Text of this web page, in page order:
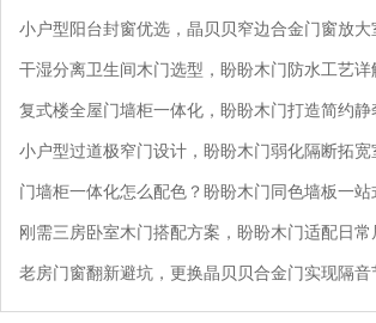
小户型阳台封窗优选，晶贝贝窄边合金门窗放大
干湿分离卫生间木门选型，盼盼木门防水工艺
复式楼全屋门墙柜一体化，盼盼木门打造简约静
小户型过道极窄门设计，盼盼木门弱化隔断拓宽
门墙柜一体化怎么配色？盼盼木门同色墙板一
刚需三房卧室木门搭配方案，盼盼木门适配日常
老房门窗翻新避坑，更换晶贝贝合金门实现隔音